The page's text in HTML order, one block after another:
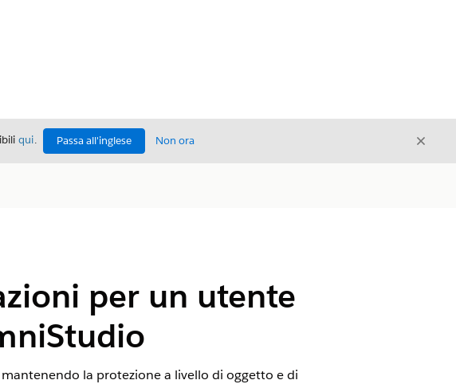
qui. Passa all'inglese Non ora Chiudi
per un utente
la protezione a livello di oggetto e di